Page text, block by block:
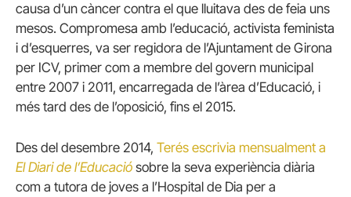
causa d’un càncer contra el que lluitava des de feia uns
mesos. Compromesa amb l’educació, activista feminista
i d’esquerres, va ser regidora de l’Ajuntament de Girona
per ICV, primer com a membre del govern municipal
entre 2007 i 2011, encarregada de l’àrea d’Educació, i
més tard des de l’oposició, fins el 2015.
Des del desembre 2014, Terés escrivia mensualment a
El Diari de l’Educació sobre la seva experiència diària
com a tutora de joves a l’Hospital de Dia per a